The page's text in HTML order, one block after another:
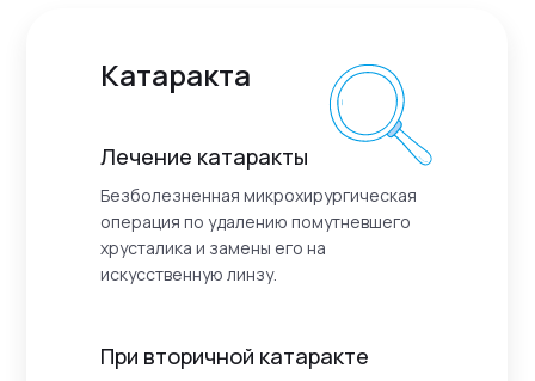
Катаракта
Лечение катаракты
Безболезненная микрохирургическая
операция по удалению помутневшего
хрусталика и замены его на
искусственную линзу.
При вторичной катаракте